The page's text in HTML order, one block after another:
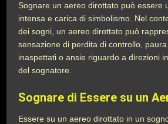
Sognare un aereo dirottato può essere
intensa e carica di simbolismo. Nel
dei sogni, un aereo dirottato può
sensazione di perdita di controllo,
inaspettati o ansie riguardo a direzioni
del sognatore.
Sognare di Essere su un
Essere su un aereo dirottato in un